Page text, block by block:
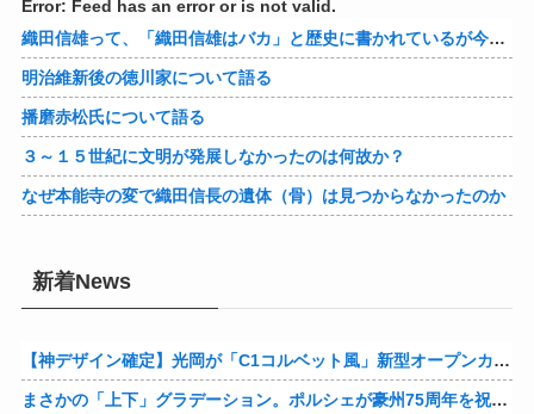
Error: Feed has an error or is not valid.
織田信雄って、「織田信雄はバカ」と歴史に書かれているが今まで家が残っているんでバカではないよな？
明治維新後の徳川家について語る
播磨赤松氏について語る
３～１５世紀に文明が発展しなかったのは何故か？
なぜ本能寺の変で織田信長の遺体（骨）は見つからなかったのか
新着News
【神デザイン確定】光岡が「C1コルベット風」新型オープンカーの最新ティーザー画像を公開、マツダ・ロードスターの信頼性にレトロな外観がドッキング
まさかの「上下」グラデーション。ポルシェが豪州75周年を祝う特別モデル「911 Turbo S Land Down Under」を発表、1951年の「見果てぬ夢」が内外装に再現